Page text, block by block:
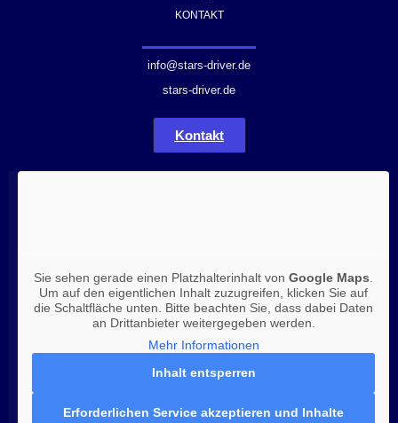
KONTAKT
info@stars-driver.de
stars-driver.de
Kontakt
Sie sehen gerade einen Platzhalterinhalt von Google Maps.
Um auf den eigentlichen Inhalt zuzugreifen, klicken Sie auf
die Schaltfläche unten. Bitte beachten Sie, dass dabei Daten
an Drittanbieter weitergegeben werden.
Mehr Informationen
Inhalt entsperren
Erforderlichen Service akzeptieren und Inhalte